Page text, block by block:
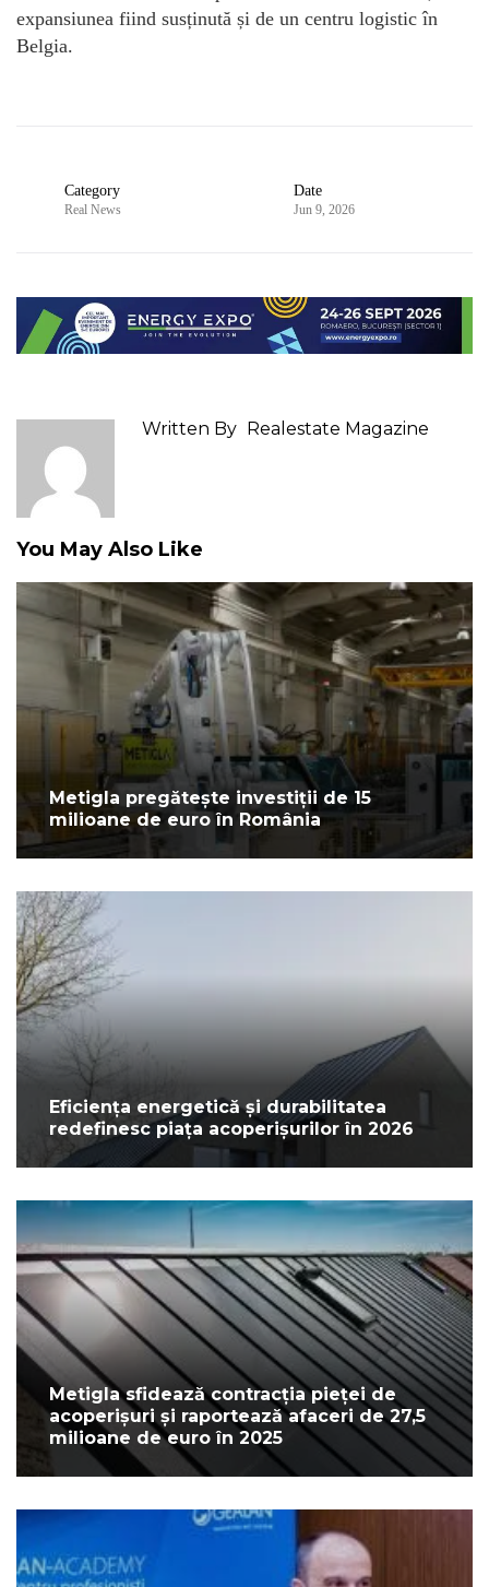
expansiunea fiind susținută și de un centru logistic în
Belgia.
Category
Real News
Date
Jun 9, 2026
Written By Realestate Magazine
You May Also Like
Metigla pregătește investiții de 15
milioane de euro în România
Eficiența energetică și durabilitatea
redefinesc piața acoperișurilor în 2026
Metigla sfidează contracția pieței de
acoperișuri și raportează afaceri de 27,5
milioane de euro în 2025